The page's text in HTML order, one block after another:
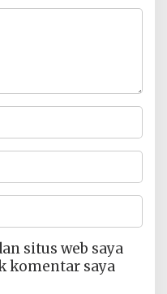
situs web saya
komentar saya